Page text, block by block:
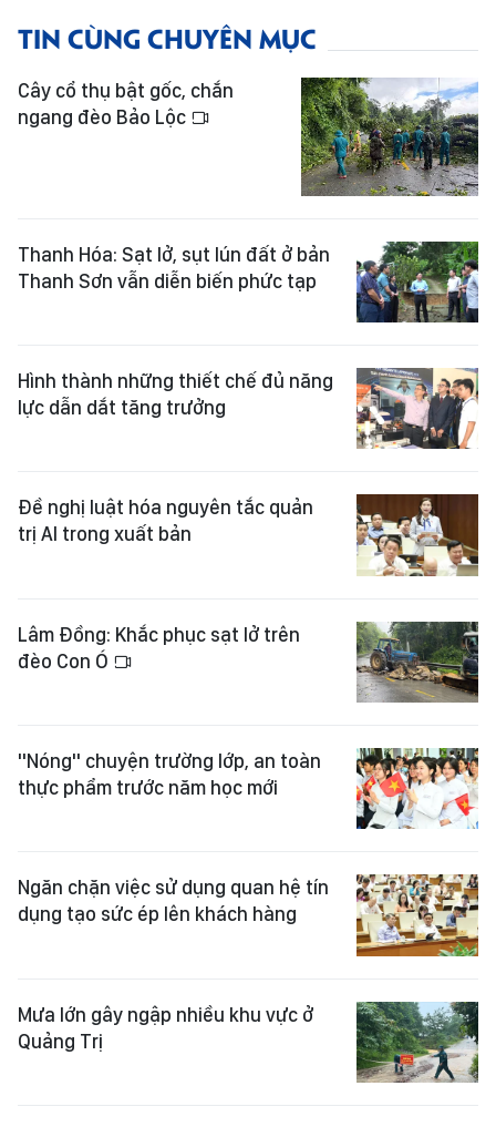
TIN CÙNG CHUYÊN MỤC
Cây cổ thụ bật gốc, chắn
ngang đèo Bảo Lộc
Thanh Hóa: Sạt lở, sụt lún đất ở bản
Thanh Sơn vẫn diễn biến phức tạp
Hình thành những thiết chế đủ năng
lực dẫn dắt tăng trưởng
Đề nghị luật hóa nguyên tắc quản
trị AI trong xuất bản
Lâm Đồng: Khắc phục sạt lở trên
đèo Con Ó
"Nóng" chuyện trường lớp, an toàn
thực phẩm trước năm học mới
Ngăn chặn việc sử dụng quan hệ tín
dụng tạo sức ép lên khách hàng
Mưa lớn gây ngập nhiều khu vực ở
Quảng Trị